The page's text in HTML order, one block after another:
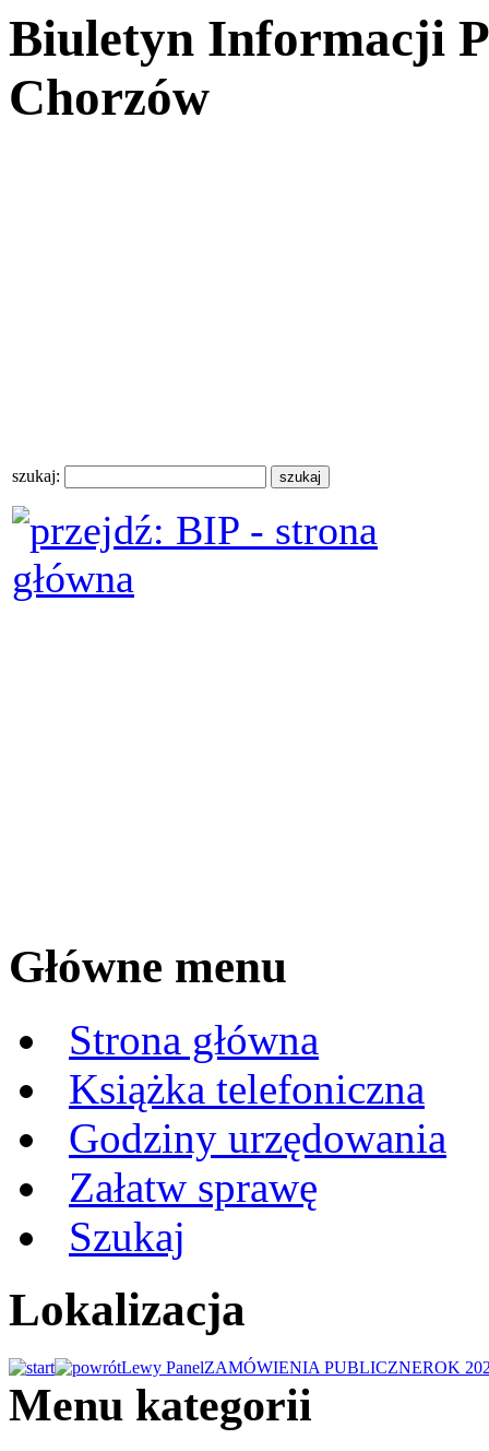
Biuletyn Informacji
Chorzów
szukaj:
Główne menu
Strona główna
Książka telefoniczna
Godziny urzędowania
Załatw sprawę
Szukaj
Lokalizacja
Lewy PanelZAMÓWIENIA PUBLICZNEROK
Menu kategorii